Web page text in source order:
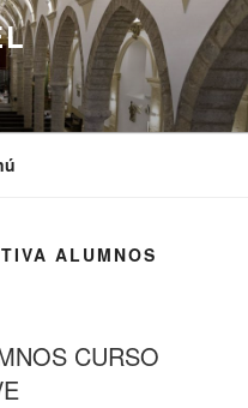
ALUMNOS
CURSO